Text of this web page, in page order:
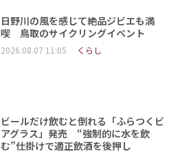
日野川の風を感じて絶品ジビエも満
喫 鳥取のサイクリングイベント
2026.08.07 11:05 くらし
ビールだけ飲むと倒れる「ふらつくビ
アグラス」発売 “強制的に水を飲
む”仕掛けで適正飲酒を後押し